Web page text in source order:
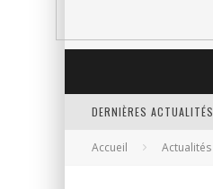
DERNIÈRES ACTUALITÉS
Accueil Actualités